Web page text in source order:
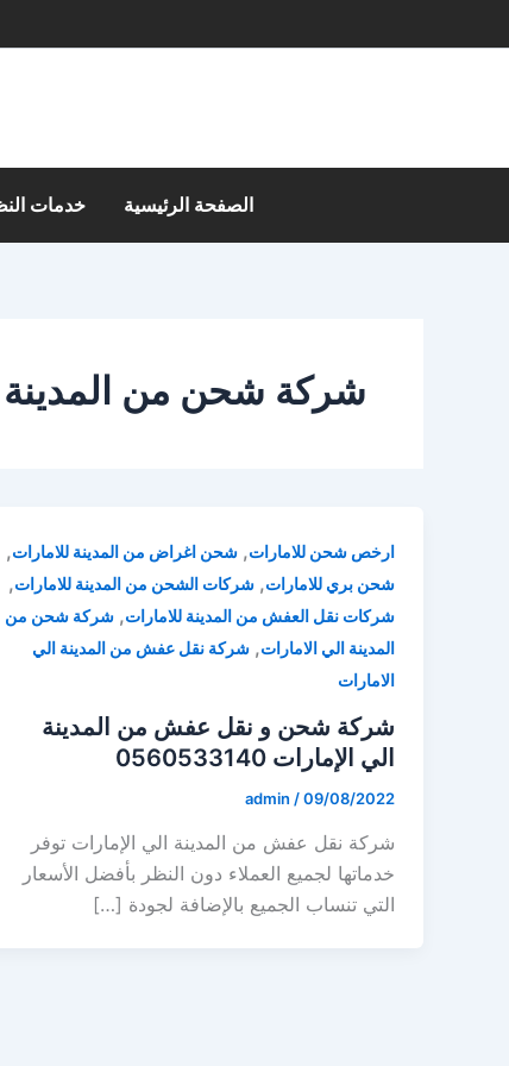
إلى
الصفحة الرئيسية خدمات
شركة شحن من المدينة
ارخص شحن للامارات, شحن اغراض من المدينة للامارات,
شحن بري للامارات, شركات الشحن من المدينة للامارات,
شركات نقل العفش من المدينة للامارات, شركة شحن من
المدينة الي الامارات, شركة نقل عفش من المدينة الي
الامارات
شركة شحن و نقل عفش من المدينة
الي الإمارات 0560533140
admin /09/08/2022
شركة نقل عفش من المدينة الي الإمارات توفر
خدماتها لجميع العملاء دون النظر بأفضل الأسعار
التي تنساب الجميع بالإضافة لجودة […]